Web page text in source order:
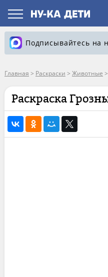
Подписывайтесь на
Главная > Раскраски > Животные >
Раскраска